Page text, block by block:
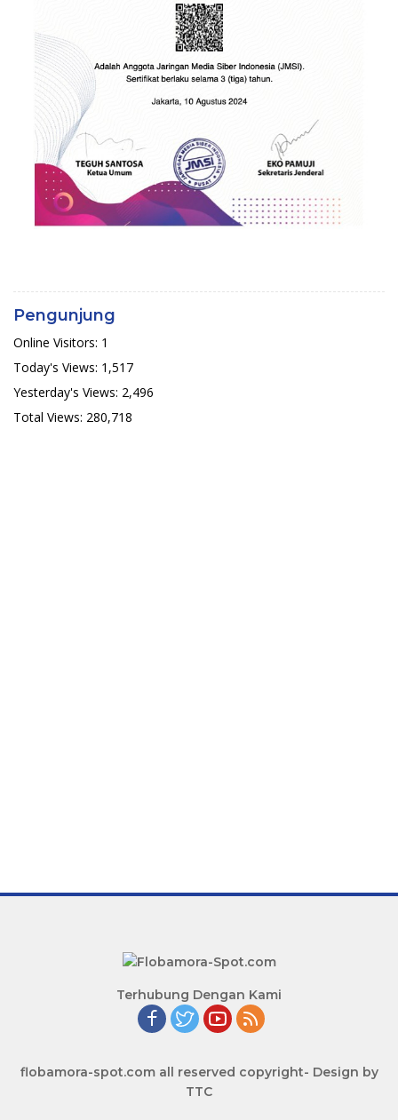
Pengunjung
Online Visitors: 1
Today's Views: 1,517
Yesterday's Views: 2,496
Total Views: 280,718
Terhubung Dengan Kami
flobamora-spot.com all reserved copyright- Design by
TTC